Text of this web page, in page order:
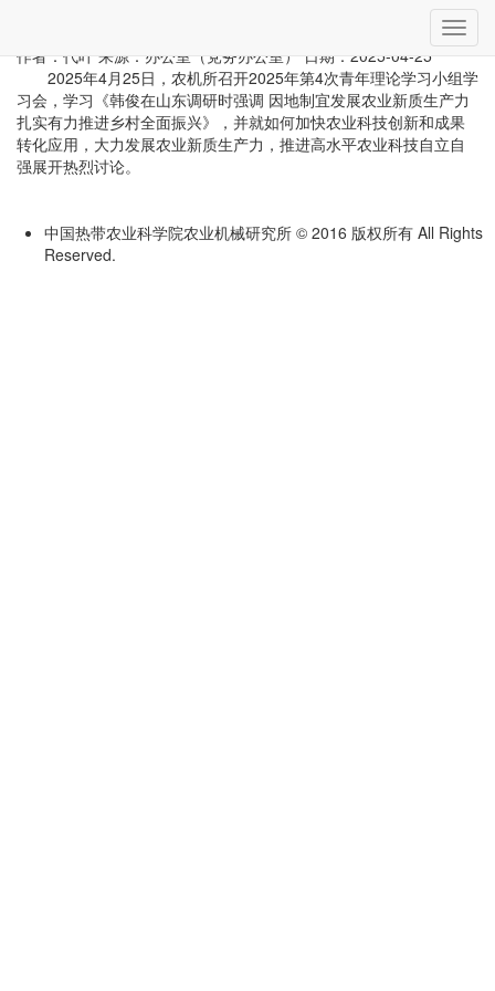
切
换
导
航
作者：代叶来源：办公室（党务办公室）日期：2025-04-25
2025年4月25日，农机所召开2025年第4次青年理论学习小组学
习会，学习《韩俊在山东调研时强调 因地制宜发展农业新质生产力
扎实有力推进乡村全面振兴》，并就如何加快农业科技创新和成果
转化应用，大力发展农业新质生产力，推进高水平农业科技自立自
强展开热烈讨论。
中国热带农业科学院农业机械研究所 © 2016 版权所有 All Rights
Reserved.